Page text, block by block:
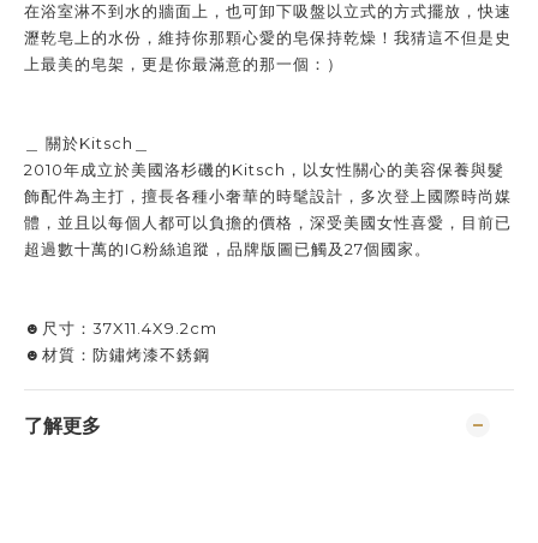
在浴室淋不到水的牆面上，也可卸下吸盤以立式的方式擺放，快速
瀝乾皂上的水份，維持你那顆心愛的皂保持乾燥！我猜這不但是史
上最美的皂架，更是你最滿意的那一個：）
＿ 關於Kitsch＿
2010年成立於美國洛杉磯的Kitsch，以女性關心的美容保養與髮
飾配件為主打，擅長各種小奢華的時髦設計，多次登上國際時尚媒
體，並且以每個人都可以負擔的價格，深受美國女性喜愛，目前已
超過數十萬的IG粉絲追蹤，品牌版圖已觸及27個國家。
☻尺寸：37X11.4X9.2cm
☻材質：防鏽烤漆不銹鋼
了解更多